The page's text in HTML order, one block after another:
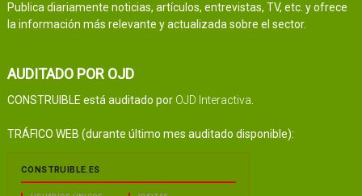
Publica diariamente noticias, artículos, entrevistas, TV, etc. y ofrece
la información más relevante y actualizada sobre el sector.
AUDITADO POR OJD
CONSTRUIBLE está auditado por OJD Interactiva.
TRÁFICO WEB (durante último mes auditado disponible):